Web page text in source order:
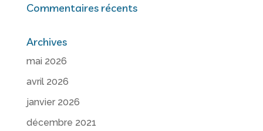
Commentaires récents
Archives
mai 2026
avril 2026
janvier 2026
décembre 2021